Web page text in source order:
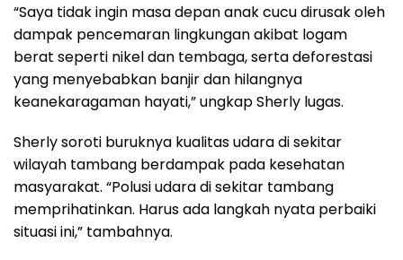
“Saya tidak ingin masa depan anak cucu dirusak oleh
dampak pencemaran lingkungan akibat logam
berat seperti nikel dan tembaga, serta deforestasi
yang menyebabkan banjir dan hilangnya
keanekaragaman hayati,” ungkap Sherly lugas.
Sherly soroti buruknya kualitas udara di sekitar
wilayah tambang berdampak pada kesehatan
masyarakat. “Polusi udara di sekitar tambang
memprihatinkan. Harus ada langkah nyata perbaiki
situasi ini,” tambahnya.